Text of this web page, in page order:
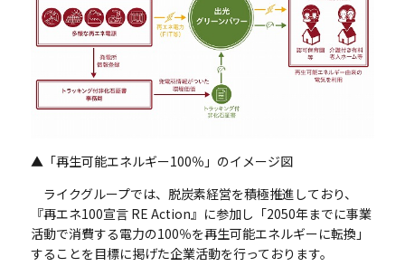
▲「再生可能エネルギー100％」のイメージ図
ライクグループでは、脱炭素経営を積極推進しており、
『再エネ100宣言 RE Action』に参加し「2050年までに事業
活動で消費する電力の100％を再生可能エネルギーに転換」
することを目標に掲げた企業活動を行っております。